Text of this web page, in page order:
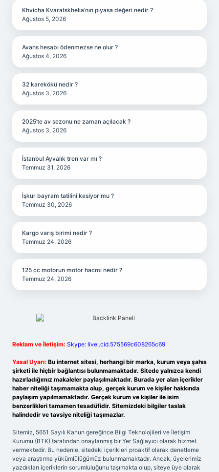
Khvicha Kvaratskhelia’nın piyasa değeri nedir ?
Ağustos 5, 2026
Avans hesabı ödenmezse ne olur ?
Ağustos 4, 2026
32 karekökü nedir ?
Ağustos 3, 2026
2025’te av sezonu ne zaman açılacak ?
Ağustos 3, 2026
İstanbul Ayvalık tren var mı ?
Temmuz 31, 2026
İşkur bayram tatilini kesiyor mu ?
Temmuz 30, 2026
Kargo varış birimi nedir ?
Temmuz 24, 2026
125 cc motorun motor hacmi nedir ?
Temmuz 24, 2026
Reklam ve İletişim: Skype: live:.cid.575569c608265c69
Yasal Uyarı: Bu internet sitesi, herhangi bir marka, kurum veya şahıs
şirketi ile hiçbir bağlantısı bulunmamaktadır. Sitede yalnızca kendi
hazırladığımız makaleler paylaşılmaktadır. Burada yer alan içerikler
haber niteliği taşımamakta olup, gerçek kurum ve kişiler hakkında
paylaşım yapılmamaktadır. Gerçek kurum ve kişiler ile isim
benzerlikleri tamamen tesadüfidir. Sitemizdeki bilgiler taslak
halindedir ve tavsiye niteliği taşımazlar.
Sitemiz, 5651 Sayılı Kanun gereğince Bilgi Teknolojileri ve İletişim
Kurumu (BTK) tarafından onaylanmış bir Yer Sağlayıcı olarak hizmet
vermektedir. Bu nedenle, sitedeki içerikleri proaktif olarak denetleme
veya araştırma yükümlülüğümüz bulunmamaktadır. Ancak, üyelerimiz
yazdıkları içeriklerin sorumluluğunu taşımakta olup, siteye üye olarak